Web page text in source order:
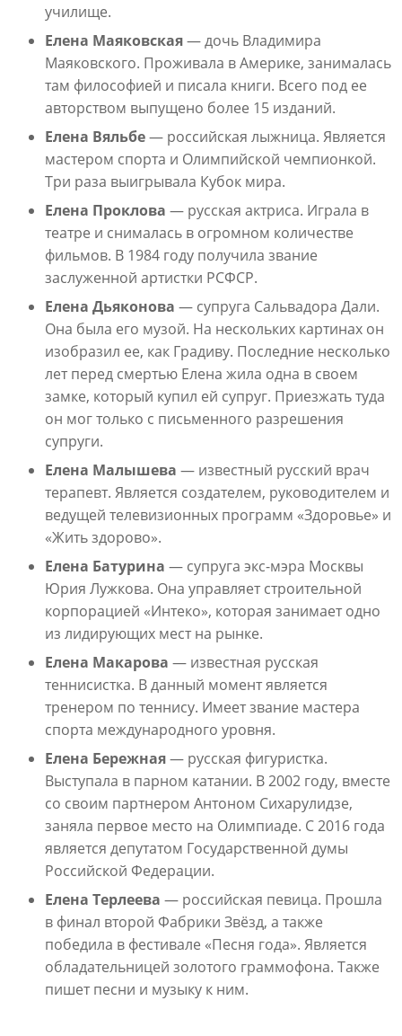
училище.
Елена Маяковская— дочь Владимира
Маяковского. Проживала в Америке, занималась
там философией и писала книги. Всего под ее
авторством выпущено более 15 изданий.
Елена Вяльбе— российская лыжница. Является
мастером спорта и Олимпийской чемпионкой.
Три раза выигрывала Кубок мира.
Елена Проклова — русская актриса. Играла в
театре и снималась в огромном количестве
фильмов. В 1984 году получила звание
заслуженной артистки РСФСР.
Елена Дьяконова — супруга Сальвадора Дали.
Она была его музой. На нескольких картинах он
изобразил ее, как Градиву. Последние несколько
лет перед смертью Елена жила одна в своем
замке, который купил ей супруг. Приезжать туда
он мог только с письменного разрешения
супруги.
Елена Малышева — известный русский врач
терапевт. Является создателем, руководителем и
ведущей телевизионных программ «Здоровье» и
«Жить здорово».
Елена Батурина — супруга экс-мэра Москвы
Юрия Лужкова. Она управляет строительной
корпорацией «Интеко», которая занимает одно
из лидирующих мест на рынке.
Елена Макарова — известная русская
теннисистка. В данный момент является
тренером по теннису. Имеет звание мастера
спорта международного уровня.
Елена Бережная— русская фигуристка.
Выступала в парном катании. В 2002 году, вместе
со своим партнером Антоном Сихарулидзе,
заняла первое место на Олимпиаде. С 2016 года
является депутатом Государственной думы
Российской Федерации.
Елена Терлеева — российская певица. Прошла
в финал второй Фабрики Звёзд, а также
победила в фестивале «Песня года». Является
обладательницей золотого граммофона. Также
пишет песни и музыку к ним.